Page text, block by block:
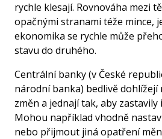
rychle klesají. Rovnováha mezi
opačnými stranami téže mince,
ekonomika se rychle může
stavu do druhého.
Centrální banky (v České
národní banka) bedlivě dohlížejí
změn a jednají tak, aby zastavily
Mohou například vhodně
nebo přijmout jiná opatření